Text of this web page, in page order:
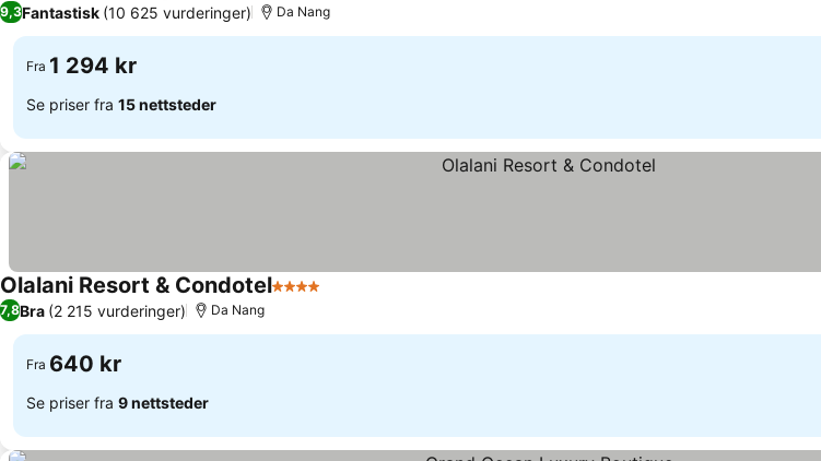
9,3Fantastisk (10 625 vurderinger) Da Nang
Fra 1 294 kr
Se priser fra 15 nettsteder
Olalani Resort & Condotel4 Stjerner
7,8Bra (2 215 vurderinger) Da Nang
Fra 640 kr
Se priser fra 9 nettsteder